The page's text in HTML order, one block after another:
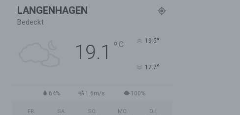
LANGENHAGEN
Bedeckt
19.1 ° C 19.5°
17.7°
64% 1.6m/s 100%
FR. SA. SO. MO. DI.